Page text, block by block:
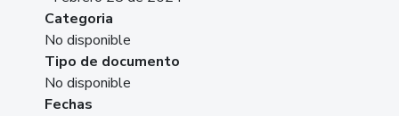
Categoria
No disponible
Tipo de documento
No disponible
Fechas